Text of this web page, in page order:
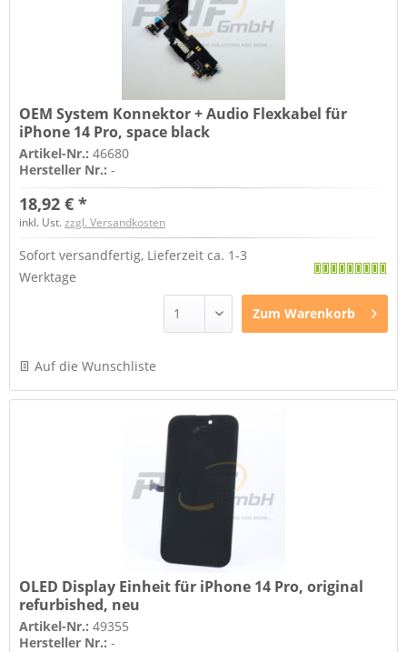
OEM System Konnektor + Audio Flexkabel für
iPhone 14 Pro, space black
Artikel-Nr.:46680
Hersteller Nr.:-
18,92 € *
inkl. Ust.zzgl. Versandkosten
Sofort versandfertig, Lieferzeit ca. 1-3
Werktage
Zum Warenkorb
Auf die Wunschliste
OLED Display Einheit für iPhone 14 Pro, original
refurbished, neu
Artikel-Nr.:49355
Hersteller Nr.:-